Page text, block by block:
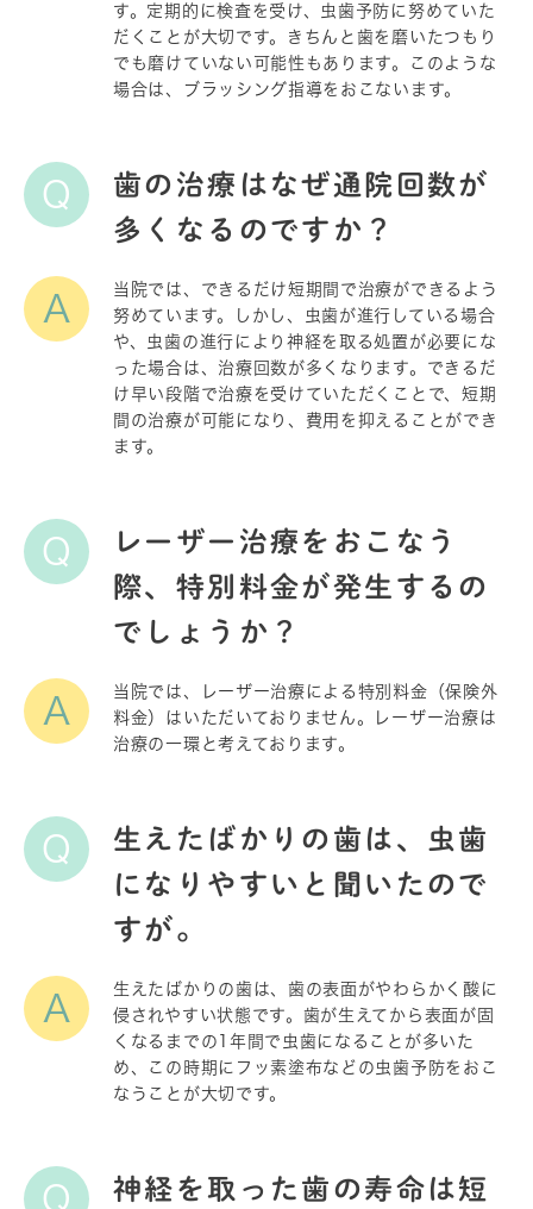
す。定期的に検査を受け、虫歯予防に努めていた
だくことが大切です。きちんと歯を磨いたつもり
でも磨けていない可能性もあります。このような
場合は、ブラッシング指導をおこないます。
Q
歯の治療はなぜ通院回数が
多くなるのですか？
A
当院では、できるだけ短期間で治療ができるよう
努めています。しかし、虫歯が進行している場合
や、虫歯の進行により神経を取る処置が必要にな
った場合は、治療回数が多くなります。できるだ
け早い段階で治療を受けていただくことで、短期
間の治療が可能になり、費用を抑えることができ
ます。
Q
レーザー治療をおこなう
際、特別料金が発生するの
でしょうか？
A
当院では、レーザー治療による特別料金（保険外
料金）はいただいておりません。レーザー治療は
治療の一環と考えております。
Q
生えたばかりの歯は、虫歯
になりやすいと聞いたので
すが。
A
生えたばかりの歯は、歯の表面がやわらかく酸に
侵されやすい状態です。歯が生えてから表面が固
くなるまでの1年間で虫歯になることが多いた
め、この時期にフッ素塗布などの虫歯予防をおこ
なうことが大切です。
Q 神経を取った歯の寿命は短